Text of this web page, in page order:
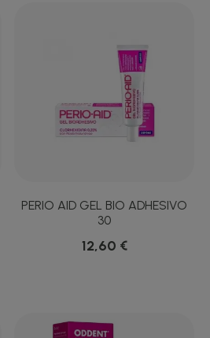
PERIO AID GEL BIO ADHESIVO
30
12,60 €